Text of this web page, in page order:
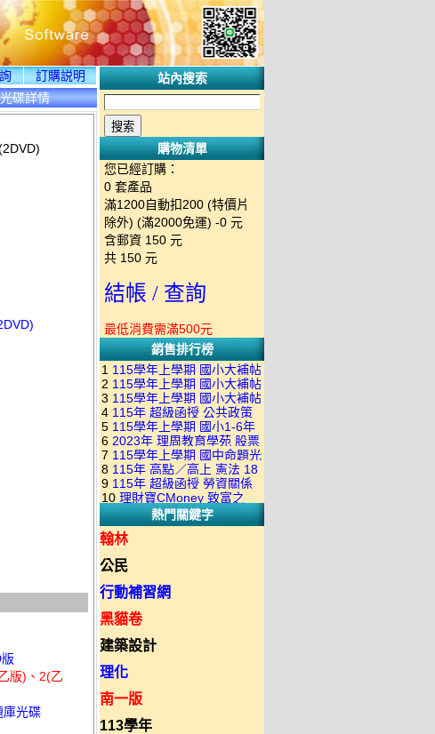
訂購説明
光碟詳情
版)、2(乙
庫光碟
站內搜索
購物清單
您已經訂購：
0 套產品
滿1200自動扣200 (特價片
除外) (滿2000免運) -0 元
含郵資 150 元
共 150 元
結帳 / 查詢
最低消費需滿500元
銷售排行榜
1 115學年上學期 國小大補帖
南一版 國語+數學+社會+生活
+自然 1-6年級 教學光碟DVD
版(3DVD)
2 115學年上學期 國小大補帖
康軒版 國語+數學+社會+生活
+自然 1-6年級 教學光碟DVD
版(3DVD)
3 115學年上學期 國小大補帖
翰林版 國語+數學+社會+生活
+自然 1-6年級 教學光碟DVD
版(3DVD)
4 115年 超級函授 公共政策
22堂課+總複習 張楚老師 含
PDF講義 函授DVD(9DVD)
5 115學年上學期 國小1-6年
級 習作解答(含康軒.南一.翰林
全版本.全科目)合輯版 DVD版
6 2023年 理周教育學苑 股票
當沖煉金術 主講：朱家泓 國
語發音 DVD版
7 115學年上學期 國中命題光
碟 翰林版 英文科 1-3年級 題
庫光碟
8 115年 高點／高上 憲法 18
堂課 宗台大老師 含PDF講義
函授DVD(8DVD)【適用於律
師司法考試】
9 115年 超級函授 勞資關係
概要 11堂課+總複習 陸川老
師 含PDF講義 函授
DVD(5DVD)
10 理財寶CMoney 致富之
道：上班族飆股攻略班 主
講：朱家泓+林穎 國語發音
熱門關鍵字
翰林
公民
行動補習網
黑貓卷
建築設計
理化
南一版
113學年